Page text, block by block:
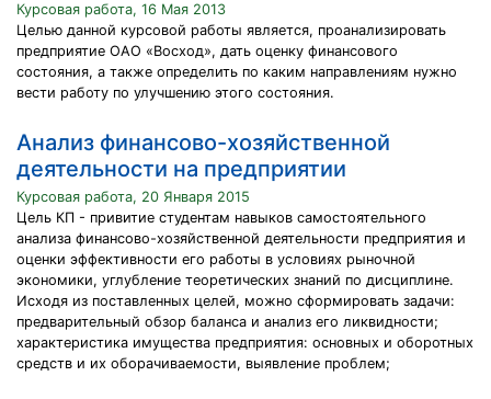
Курсовая работа, 16 Мая 2013
Целью данной курсовой работы является, проанализировать
предприятие ОАО «Восход», дать оценку финансового
состояния, а также определить по каким направлениям нужно
вести работу по улучшению этого состояния.
Анализ финансово-хозяйственной
деятельности на предприятии
Курсовая работа, 20 Января 2015
Цель КП - привитие студентам навыков самостоятельного
анализа финансово-хозяйственной деятельности предприятия и
оценки эффективности его работы в условиях рыночной
экономики, углубление теоретических знаний по дисциплине.
Исходя из поставленных целей, можно сформировать задачи:
предварительный обзор баланса и анализ его ликвидности;
характеристика имущества предприятия: основных и оборотных
средств и их оборачиваемости, выявление проблем;